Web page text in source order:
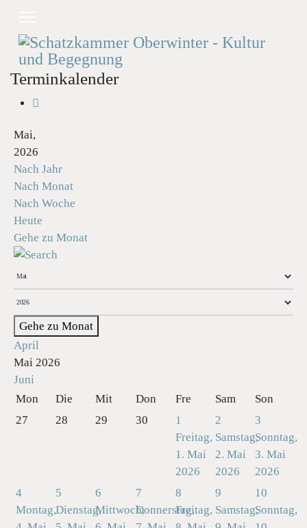
Terminkalender
Mai,
2026
Nach Jahr
Nach Monat
Nach Woche
Heute
Gehe zu Monat
Gehe zu Monat
April
Mai 2026
Juni
Mon
Die Mit Don Fre Sam
Son
27
28 29 30
1
Freitag,
1. Mai
2026
2
Samstag,
2. Mai
2026
3
Sonntag,
3. Mai
2026
4
Montag,
5
Dienstag,
6
Mittwoch,
7
Donnerstag,
8
Freitag,
9
Samstag,
10
Sonntag,